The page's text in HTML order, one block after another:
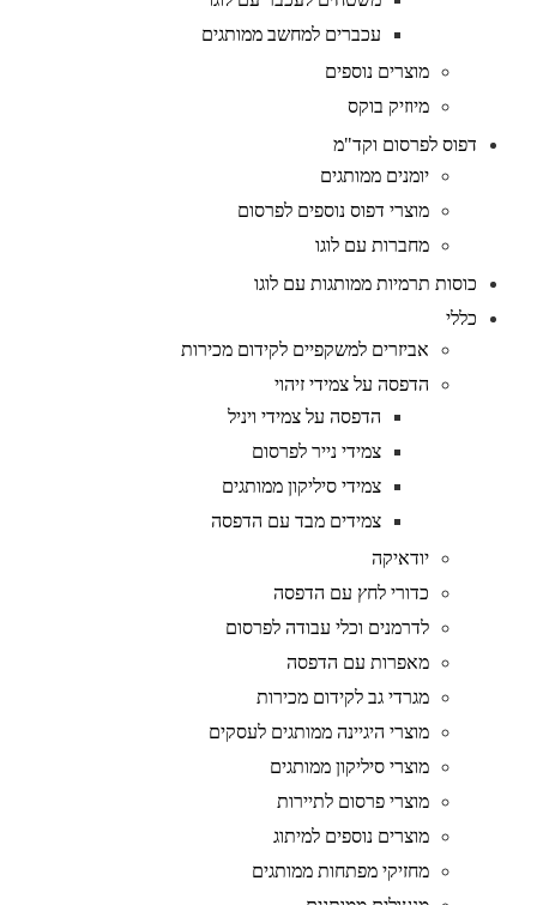
עכברים למחשב ממותגים
מוצרים נוספים
מיוזיק בוקס
דפוס לפרסום וקד"מ
יומנים ממותגים
מוצרי דפוס נוספים לפרסום
מחברות עם לוגו
כוסות תרמיות ממותגות עם לוגו
כללי
אביזרים למשקפיים לקידום מכירות
הדפסה על צמידי זיהוי
הדפסה על צמידי ויניל
צמידי נייר לפרסום
צמידי סיליקון ממותגים
צמידים מבד עם הדפסה
יודאיקה
כדורי לחץ עם הדפסה
לדרמנים וכלי עבודה לפרסום
מאפרות עם הדפסה
מגרדי גב לקידום מכירות
מוצרי היגיינה ממותגים לעסקים
מוצרי סיליקון ממותגים
מוצרי פרסום לתיירות
מוצרים נוספים למיתוג
מחזיקי מפתחות ממותגים